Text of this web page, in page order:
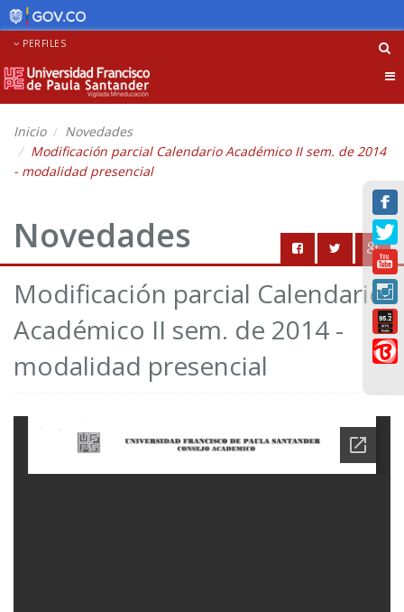
PERFILES
Inicio
Novedades
Modificación parcial Calendario Académico II sem. de 2014
- modalidad presencial
Novedades
Modificación parcial Calendario
Académico II sem. de 2014 -
modalidad presencial